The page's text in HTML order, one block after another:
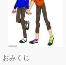
おみくじ